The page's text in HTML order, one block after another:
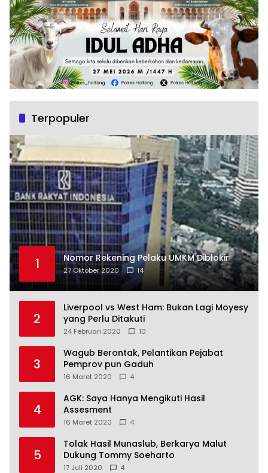
Terpopuler
1 Nomor Rekening Pelaku UMKM Diblokir
27 Oktober 2020 14
2
Liverpool vs West Ham: Bukan Lagi Moyesy
yang Perlu Ditakuti
24 Februari 2020 10
3
Wagub Berontak, Pelantikan Pejabat
Pemprov pun Gaduh
16 Maret 2020 4
4
AGK: Saya Hanya Mengikuti Hasil
Assesment
16 Maret 2020 4
5
Tolak Hasil Munaslub, Berkarya Malut
Dukung Tommy Soeharto
17 Juli 2020 4